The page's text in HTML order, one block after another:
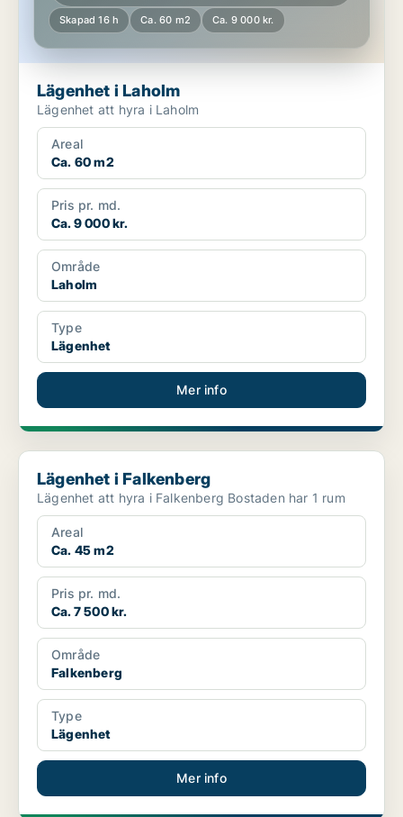
Skapad 16 h Ca. 60 m2 Ca. 9 000 kr.
Lägenhet i Laholm
Lägenhet att hyra i Laholm
Areal
Ca. 60 m2
Pris pr. md.
Ca. 9 000 kr.
Område
Laholm
Type
Lägenhet
Mer info
Lägenhet i Falkenberg
Lägenhet i Falkenberg
Lägenhet att hyra i Falkenberg Bostaden har 1 rum
Areal
Ca. 45 m2
Pris pr. md.
Ca. 7 500 kr.
Område
Falkenberg
Type
Lägenhet
Mer info